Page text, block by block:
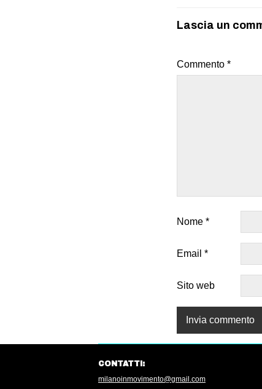
Lascia un
Commento *
Nome *
Email *
Sito web
CONTATTI:
milanoinmovimento@gmail.com